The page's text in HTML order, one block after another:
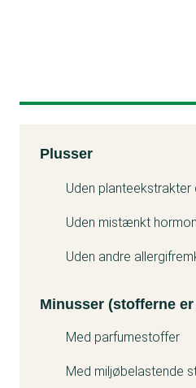
Kemitest
Plusser
Uden planteekstrakter
Uden mistænkt
Uden andre
Minusser (stofferne
Med parfumestoffer
Med miljøbelastende